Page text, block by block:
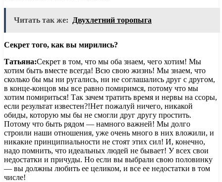
Читать так же: Двухлетний торопыга
Секрет того, как вы мирились?
Татьяна:Секрет в том, что мы оба знаем, чего хотим! Мы
хотим быть вместе всегда! Всю свою жизнь! Мы знаем, что
сколько бы мы ни ругались, ни не соглашались друг с другом,
в конце-концов мы все равно помиримся, потому что мы
хотим помириться! Так зачем тратить время и нервы на ссоры,
если результат известен?!Нет пожалуй ничего, никакой
обиды, которую мы бы не смогли друг другу простить.
Потому что быть рядом — намного важней! Мы долго
строили наши отношения, уже очень много в них вложили, и
никакие принципиальности не стоят этих сил! И, конечно,
надо помнить, что идеальных людей не бывает! У всех свои
недостатки и причуды. Но если вы выбрали свою половинку
— вы должны любить ее целиком, и все ее недостатки в том
числе!